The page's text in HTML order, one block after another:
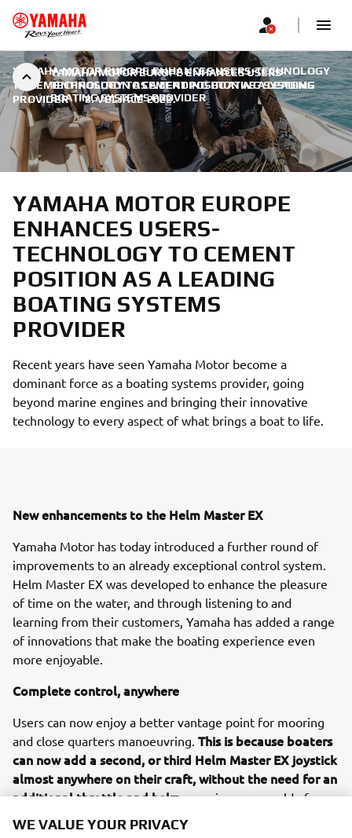
YAMAHA MOTOR EUROPE ENHANCES USERS-
TECHNOLOGY TO CEMENT POSITION AS A LEADING
BOATING SYSTEMS PROVIDER
YAMAHA MOTOR EUROPE ENHANCES USERS-TECHNOLOGY
TO CEMENT POSITION AS A LEADING BOATING SYSTEMS
PROVIDER | 8. VELJAČE 2022.
YAMAHA MOTOR EUROPE
ENHANCES USERS-
TECHNOLOGY TO CEMENT
POSITION AS A LEADING
BOATING SYSTEMS
PROVIDER
Recent years have seen Yamaha Motor become a
dominant force as a boating systems provider, going
beyond marine engines and bringing their innovative
technology to every aspect of what brings a boat to life.
New enhancements to the Helm Master EX
Yamaha Motor has today introduced a further round of
improvements to an already exceptional control system.
Helm Master EX was developed to enhance the pleasure
of time on the water, and through listening to and
learning from their customers, Yamaha has added a range
of innovations that make the boating experience even
more enjoyable.
Complete control, anywhere
Users can now enjoy a better vantage point for mooring
and close quarters manoeuvring. This is because boaters
can now add a second, or third Helm Master EX joystick
almost anywhere on their craft, without the need for an
additional throttle and helm; opening up a world of
options and reducing the amount of required
WE VALUE YOUR PRIVACY